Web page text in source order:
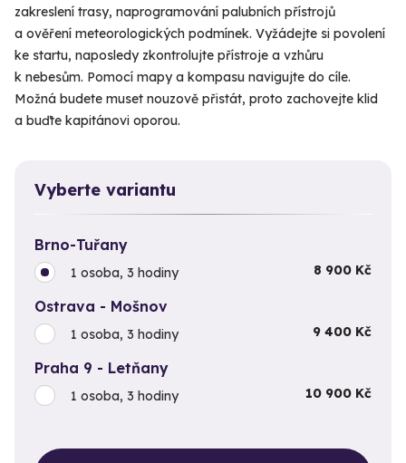
zakreslení trasy, naprogramování palubních přístrojů
a ověření meteorologických podmínek. Vyžádejte si povolení
ke startu, naposledy zkontrolujte přístroje a vzhůru
k nebesům. Pomocí mapy a kompasu navigujte do cíle.
Možná budete muset nouzově přistát, proto zachovejte klid
a buďte kapitánovi oporou.
Vyberte variantu
Brno-Tuřany
1 osoba, 3 hodiny 8 900 Kč
Ostrava - Mošnov
1 osoba, 3 hodiny 9 400 Kč
Praha 9 - Letňany
1 osoba, 3 hodiny 10 900 Kč